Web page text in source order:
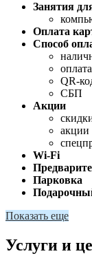
Занятия
Оплата
Способ
QR-
СБП
Акции
акции
Wi-Fi
Парковка
Показать еще
Услуги и